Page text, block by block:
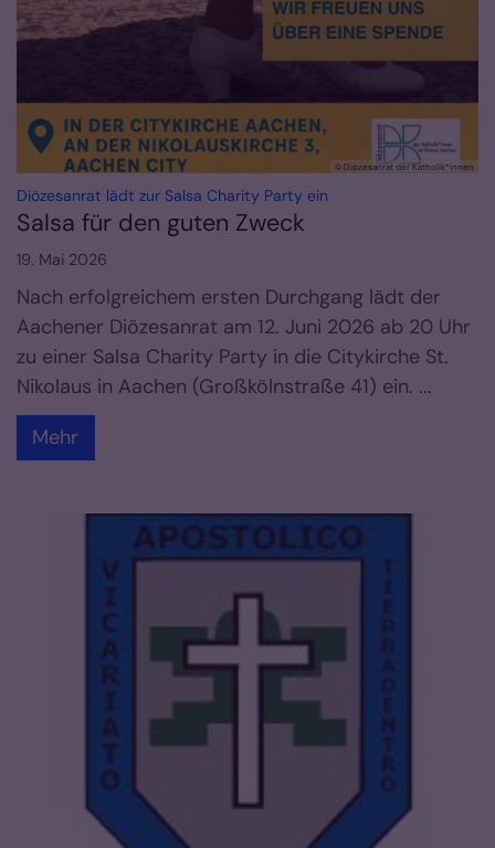
© Diözesanrat der Katholik*innen
Diözesanrat lädt zur Salsa Charity Party ein
Salsa für den guten Zweck
19. Mai 2026
Nach erfolgreichem ersten Durchgang lädt der
Aachener Diözesanrat am 12. Juni 2026 ab 20 Uhr
zu einer Salsa Charity Party in die Citykirche St.
Nikolaus in Aachen (Großkölnstraße 41) ein. ...
Mehr